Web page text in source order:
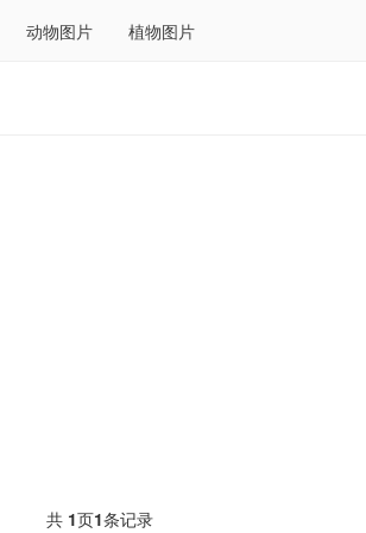
动物图片 植物图片
共 1页1条记录